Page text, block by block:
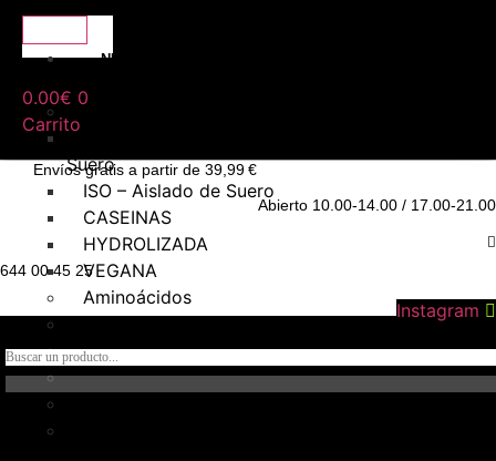
NUTRICIÓN
Proteínas
Suero
ISO – Aislado de Suero
CASEINAS
HYDROLIZADA
VEGANA
Aminoácidos
Hidratos de carbono
Pre – entrenos
0.00€ 0
Carrito
Envíos gratis a partir de 39,99 €
Abierto 10.00-14.00 / 17.00-21.00
644 00 45 25
Instagram